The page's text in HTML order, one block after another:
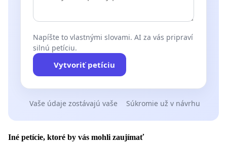
Napíšte to vlastnými slovami. AI za vás pripraví
silnú petíciu.
Vytvoriť petíciu
Vaše údaje zostávajú vaše Súkromie už v návrhu
Iné petície, ktoré by vás mohli zaujímať